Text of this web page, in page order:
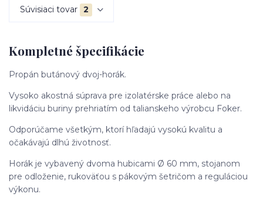
Súvisiaci tovar 2
Kompletné špecifikácie
Propán butánový dvoj-horák.
Vysoko akostná súprava pre izolatérske práce alebo na
likvidáciu buriny prehriatím od talianskeho výrobcu Foker.
Odporúčame všetkým, ktorí hľadajú vysokú kvalitu a
očakávajú dlhú životnosť.
Horák je vybavený dvoma hubicami Ø 60 mm, stojanom
pre odloženie, rukoväťou s pákovým šetričom a reguláciou
výkonu.